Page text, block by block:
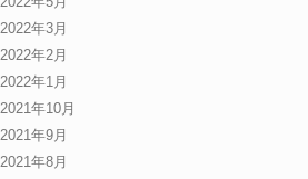
2022年3月
2022年2月
2022年1月
2021年10月
2021年9月
2021年8月